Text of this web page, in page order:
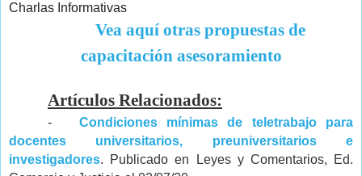
Charlas Informativas
Vea aquí otras propuestas de
capacitación asesoramiento
Artículos Relacionados:
- Condiciones mínimas de teletrabajo para
docentes universitarios, preuniversitarios e
investigadores.
Publicado en Leyes y Comentarios, Ed.